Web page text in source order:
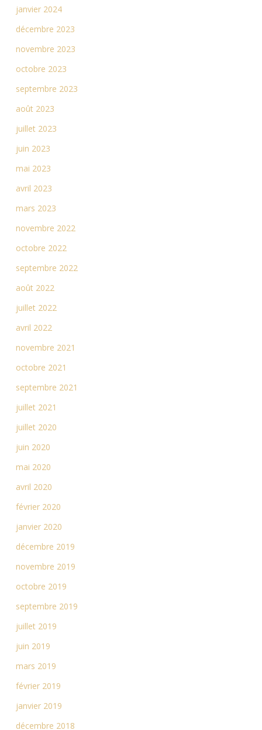
janvier 2024
décembre 2023
novembre 2023
octobre 2023
septembre 2023
août 2023
juillet 2023
juin 2023
mai 2023
avril 2023
mars 2023
novembre 2022
octobre 2022
septembre 2022
août 2022
juillet 2022
avril 2022
novembre 2021
octobre 2021
septembre 2021
juillet 2021
juillet 2020
juin 2020
mai 2020
avril 2020
février 2020
janvier 2020
décembre 2019
novembre 2019
octobre 2019
septembre 2019
juillet 2019
juin 2019
mars 2019
février 2019
janvier 2019
décembre 2018